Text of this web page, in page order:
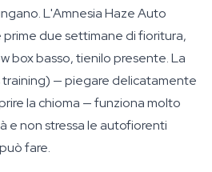
L'Amnesia Haze Auto
due settimane di fioritura,
box basso, tienilo presente. La
— piegare delicatamente
la chioma — funziona molto
e non stressa le autofiorenti
fare.